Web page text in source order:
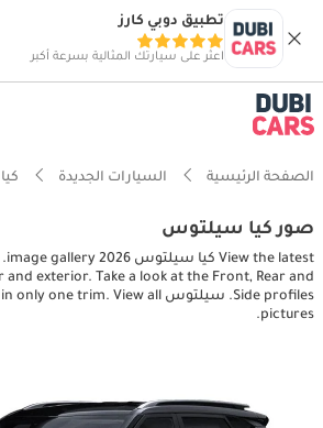
تطبيق دوبي كارز
اعثر على سيارتك المثالية بسرعة أكبر
الصفحة الرئيسية السيارات الجديدة كيا
صور كيا سيلتوس
exterior. Take a look at the Front, Rear and
pictures.